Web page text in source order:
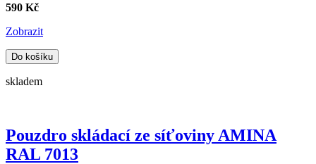
590 Kč
Zobrazit
Do košíku
skladem
Pouzdro skládací ze síťoviny AMINA
RAL 7013